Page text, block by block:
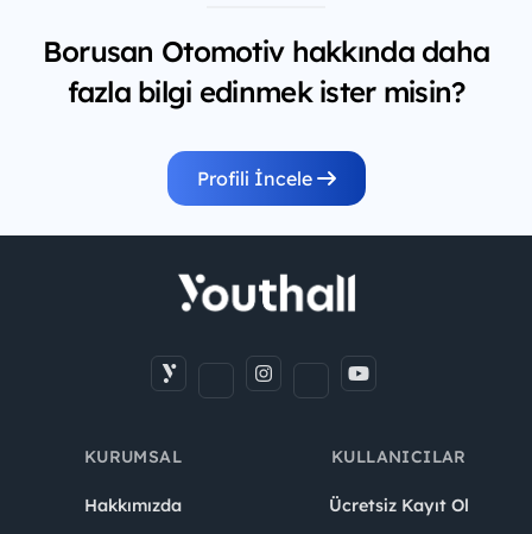
Borusan Otomotiv hakkında daha
fazla bilgi edinmek ister misin?
Profili İncele
KURUMSAL
Hakkımızda
KULLANICILAR
Ücretsiz Kayıt Ol